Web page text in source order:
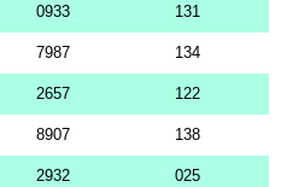
0933 131
7987 134
2657 122
8907 138
2932 025